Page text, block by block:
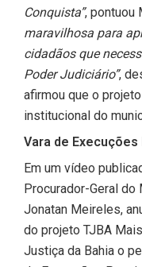
Conquista”, pontuou
maravilhosa para
cidadãos que
Poder Judiciário”,
afirmou que o
institucional do
Vara de
Em um vídeo
Procurador-Geral do
Jonatan Meireles,
do projeto TJBA
Justiça da Bahia o